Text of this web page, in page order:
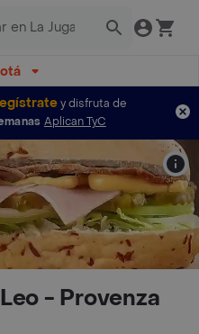
y disfruta de
Aplican TyC
- Provenza